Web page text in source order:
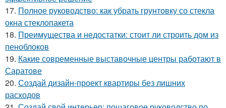
17. Полное руководство: как убрать грунтовку со стекла
окна стеклопакета
18. Преимущества и недостатки: стоит ли строить дом из
пеноблоков
19. Какие современные выставочные центры работают в
Саратове
20. Создай дизайн-проект квартиры без лишних
расходов